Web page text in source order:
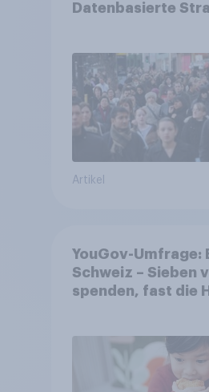
Datenbasierte
Artikel
YouGov-Umfrage:
Schweiz – Sieben
spenden, fast die